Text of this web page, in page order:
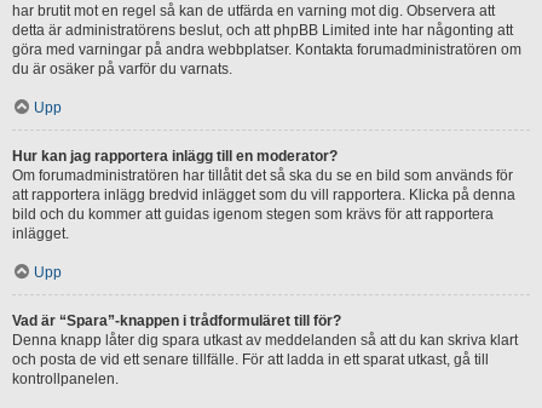
har brutit mot en regel så kan de utfärda en varning mot dig. Observera att
detta är administratörens beslut, och att phpBB Limited inte har någonting att
göra med varningar på andra webbplatser. Kontakta forumadministratören om
du är osäker på varför du varnats.
Upp
Hur kan jag rapportera inlägg till en moderator?
Om forumadministratören har tillåtit det så ska du se en bild som används för
att rapportera inlägg bredvid inlägget som du vill rapportera. Klicka på denna
bild och du kommer att guidas igenom stegen som krävs för att rapportera
inlägget.
Upp
Vad är “Spara”-knappen i trådformuläret till för?
Denna knapp låter dig spara utkast av meddelanden så att du kan skriva klart
och posta de vid ett senare tillfälle. För att ladda in ett sparat utkast, gå till
kontrollpanelen.